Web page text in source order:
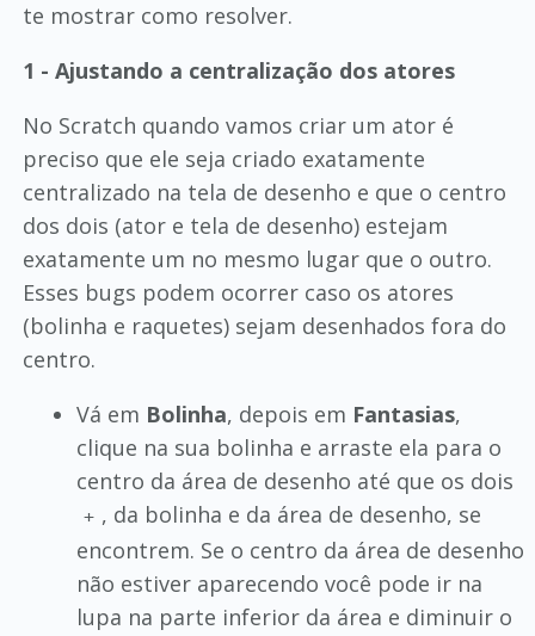
te mostrar como resolver.
1 - Ajustando a centralização dos atores
No Scratch quando vamos criar um ator é
preciso que ele seja criado exatamente
centralizado na tela de desenho e que o centro
dos dois (ator e tela de desenho) estejam
exatamente um no mesmo lugar que o outro.
Esses bugs podem ocorrer caso os atores
(bolinha e raquetes) sejam desenhados fora do
centro.
Vá em Bolinha, depois em Fantasias,
clique na sua bolinha e arraste ela para o
centro da área de desenho até que os dois
+ , da bolinha e da área de desenho, se
encontrem. Se o centro da área de desenho
não estiver aparecendo você pode ir na
lupa na parte inferior da área e diminuir o